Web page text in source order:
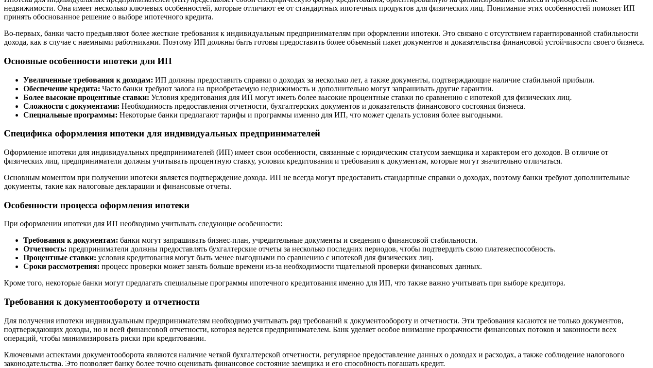
недвижимости. Она имеет несколько ключевых особенностей, которые отличают ее от стандартных ипотечных продуктов для физических лиц. Понимание этих особенностей поможет ИП
принять обоснованное решение о выборе ипотечного кредита.
Во-первых, банки часто предъявляют более жесткие требования к индивидуальным предпринимателям при оформлении ипотеки. Это связано с отсутствием гарантированной стабильности
дохода, как в случае с наемными работниками. Поэтому ИП должны быть готовы предоставить более объемный пакет документов и доказательства финансовой устойчивости своего бизнеса.
Основные особенности ипотеки для ИП
Увеличенные требования к доходам: ИП должны предоставить справки о доходах за несколько лет, а также документы, подтверждающие наличие стабильной прибыли.
Обеспечение кредита: Часто банки требуют залога на приобретаемую недвижимость и дополнительно могут запрашивать другие гарантии.
Более высокие процентные ставки: Условия кредитования для ИП могут иметь более высокие процентные ставки по сравнению с ипотекой для физических лиц.
Сложности с документами: Необходимость предоставления отчетности, бухгалтерских документов и доказательств финансового состояния бизнеса.
Специальные программы: Некоторые банки предлагают тарифы и программы именно для ИП, что может сделать условия более выгодными.
Специфика оформления ипотеки для индивидуальных предпринимателей
Оформление ипотеки для индивидуальных предпринимателей (ИП) имеет свои особенности, связанные с юридическим статусом заемщика и характером его доходов. В отличие от
физических лиц, предприниматели должны учитывать процентную ставку, условия кредитования и требования к документам, которые могут значительно отличаться.
Основным моментом при получении ипотеки является подтверждение дохода. ИП не всегда могут предоставить стандартные справки о доходах, поэтому банки требуют дополнительные
документы, такие как налоговые декларации и финансовые отчеты.
Особенности процесса оформления ипотеки
При оформлении ипотеки для ИП необходимо учитывать следующие особенности:
Требования к документам: банки могут запрашивать бизнес-план, учредительные документы и сведения о финансовой стабильности.
Отчетность: предприниматели должны предоставлять бухгалтерские отчеты за несколько последних периодов, чтобы подтвердить свою платежеспособность.
Процентные ставки: условия кредитования могут быть менее выгодными по сравнению с ипотекой для физических лиц.
Сроки рассмотрения: процесс проверки может занять больше времени из-за необходимости тщательной проверки финансовых данных.
Кроме того, некоторые банки могут предлагать специальные программы ипотечного кредитования именно для ИП, что также важно учитывать при выборе кредитора.
Требования к документообороту и отчетности
Для получения ипотеки индивидуальным предпринимателям необходимо учитывать ряд требований к документообороту и отчетности. Эти требования касаются не только документов,
подтверждающих доходы, но и всей финансовой отчетности, которая ведется предпринимателем. Банк уделяет особое внимание прозрачности финансовых потоков и законности всех
операций, чтобы минимизировать риски при кредитовании.
Ключевыми аспектами документооборота являются наличие четкой бухгалтерской отчетности, регулярное предоставление данных о доходах и расходах, а также соблюдение налогового
законодательства. Это позволяет банку более точно оценивать финансовое состояние заемщика и его способность погашать кредит.